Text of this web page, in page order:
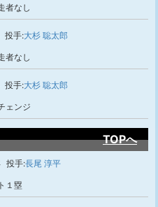
者なし
投手:大杉 聡太郎
者なし
投手:大杉 聡太郎
ェンジ
TOPへ
投手:長尾 淳平
１塁